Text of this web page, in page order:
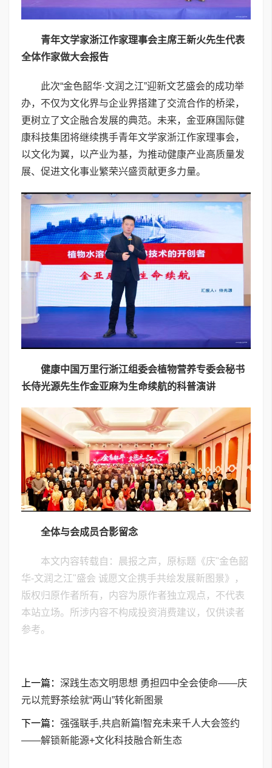
青年文学家浙江作家理事会主席王新火先生代表
全体作家做大会报告
此次“金色韶华·文润之江”迎新文艺盛会的成功举
办，不仅为文化界与企业界搭建了交流合作的桥梁，
更树立了文企融合发展的典范。未来，金亚麻国际健
康科技集团将继续携手青年文学家浙江作家理事会，
以文化为翼，以产业为基，为推动健康产业高质量发
展、促进文化事业繁荣兴盛贡献更多力量。
健康中国万里行浙江组委会植物营养专委会秘书
长侍光源先生作金亚麻为生命续航的科普演讲
全体与会成员合影留念
本文内容转载自：晨报之声，原标题《庆"金色韶
华-文润之江"盛会 诚愿文企携手共绘发展新图景》，
版权归原作者所有，内容为原作者独立观点，不代表
本站立场。所涉内容不构成投资消费建议，仅供读者
参考。
上一篇： 深践生态文明思想 勇担四中全会使命——庆
元以荒野茶绘就“两山”转化新图景
下一篇： 强强联手,共启新篇!智充未来千人大会签约
——解锁新能源+文化科技融合新生态